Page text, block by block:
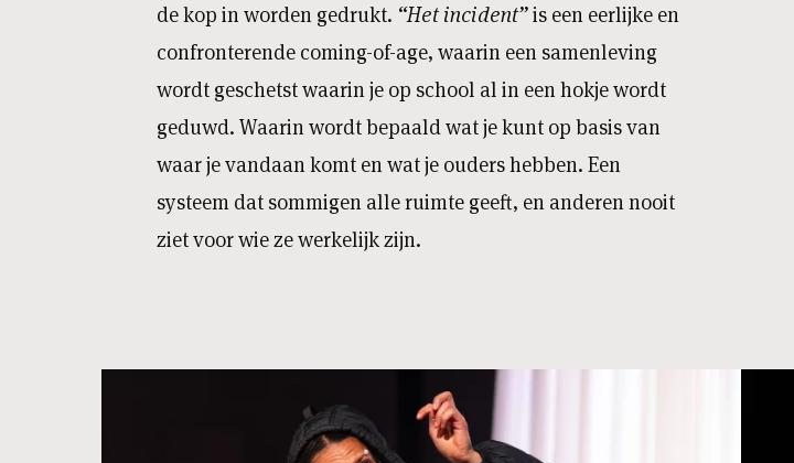
de kop in worden gedrukt. “Het incident”is een eerlijke en
confronterende coming-of-age, waarin een samenleving
wordt geschetst waarin je op school al in een hokje wordt
geduwd. Waarin wordt bepaald wat je kunt op basis van
waar je vandaan komt en wat je ouders hebben. Een
systeem dat sommigen alle ruimte geeft, en anderen nooit
ziet voor wie ze werkelijk zijn.